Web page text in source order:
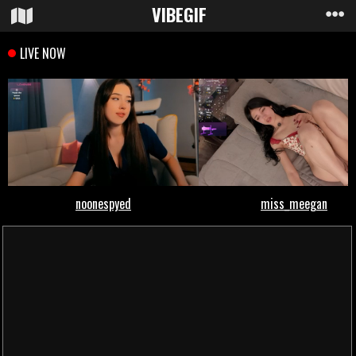
VIBEGIF